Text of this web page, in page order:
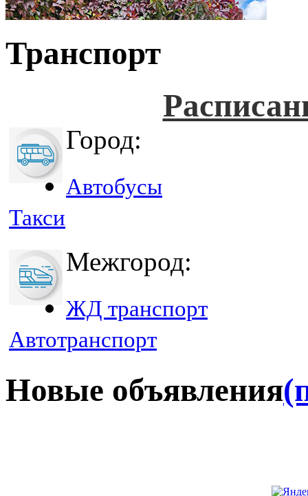
Транспорт
Город:
Автобусы
Такси
Межгород:
ЖД транспорт
Автотранспорт
Новые объявления